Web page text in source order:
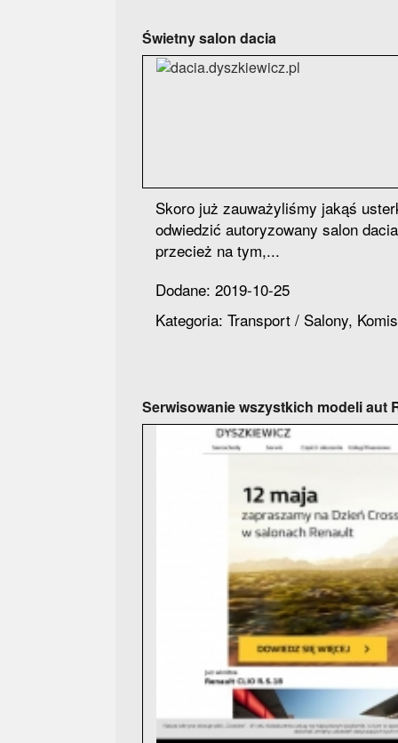
Świetny salon dacia
Skoro już zauważyliśmy jakąś
odwiedzić autoryzowany salon
przecież na tym,...
Dodane: 2019-10-25
Kategoria: Transport / Salony,
Serwisowanie wszystkich modeli aut